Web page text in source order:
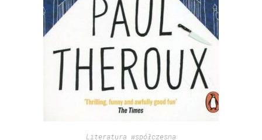
Literatura współczesna